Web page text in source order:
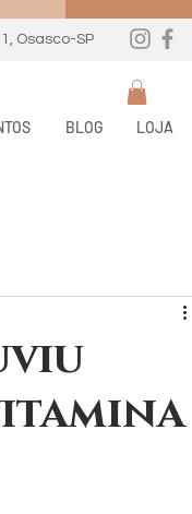
Osasco-SP
BLOG LOJA